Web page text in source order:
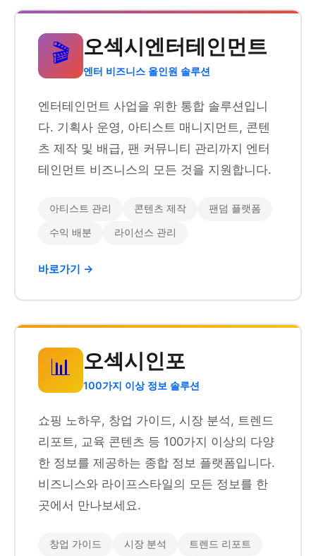
🎬 오섹시엔터테인먼트
엔터 비즈니스 올인원 솔루션
엔터테인먼트 사업을 위한 통합 솔루션입니
다. 기획사 운영, 아티스트 매니지먼트, 콘텐
츠 제작 및 배급, 팬 커뮤니티 관리까지 엔터
테인먼트 비즈니스의 모든 것을 지원합니다.
아티스트 관리 콘텐츠 제작 팬덤 플랫폼
수익 배분 라이선스 관리
바로가기 →
📊 오섹시인포
100가지 이상 정보 솔루션
쇼핑 노하우, 창업 가이드, 시장 분석, 트렌드
리포트, 교육 콘텐츠 등 100가지 이상의 다양
한 정보를 제공하는 종합 정보 플랫폼입니다.
비즈니스와 라이프스타일의 모든 정보를 한
곳에서 만나보세요.
창업 가이드 시장 분석 트렌드 리포트